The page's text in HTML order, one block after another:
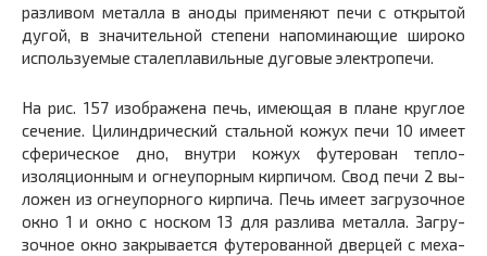
разливом металла в аноды применяют печи с от­крытой
дугой, в значительной степени напоминающие широко
используемые сталеплавильные дуговые электро­печи.
На рис. 157 изображена печь, имеющая в плане круг­лое
сечение. Цилиндрический стальной кожух печи 10 имеет
сферическое дно, внутри кожух футерован тепло­
изоляционным и огнеупорным кирпичом. Свод печи 2 вы­
ложен из огнеупорного кирпича. Печь имеет загрузочное
окно 1 и окно с носком 13 для разлива металла. Загру­
зочное окно закрывается футерованной дверцей с меха­